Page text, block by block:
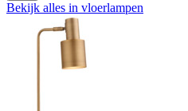
Bekijk alles in vloerlampen